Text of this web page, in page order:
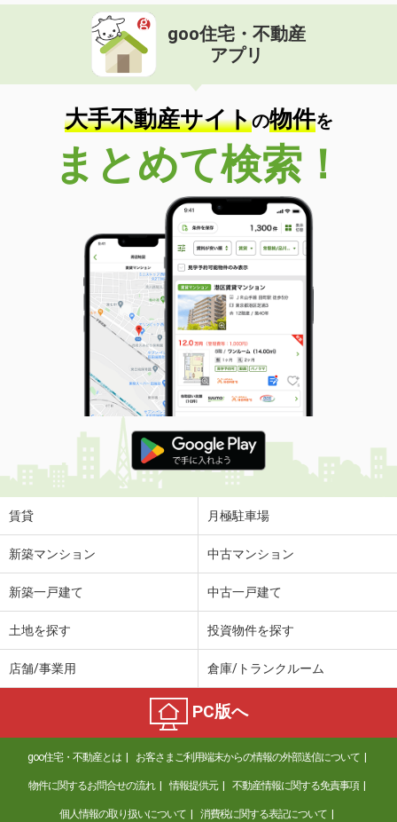
新潟県三条市西裏館３
価 格
住 所
新潟県三条市西裏館３
専有面積 32.77m²
間取り
1LDK
新潟県三条市東裏館２
価 格
4.50万円
新潟県三条市東裏館２
42.77m²
間取り
2DK
新潟県見附市今町３
価 格
4.60万円
住 所
新潟県見附市今町３
専有面積 42.77m²
間取り
2DK
新潟県上越市南城町１
価 格
7万円
住 所
新潟県上越市南城町１
専有面積
新潟県上越市下源入
5.50万円
新潟県長岡市沖田３
6.70万円
住 所
新潟県長岡市沖田３
専有面積 25.06m²
間取り
1K
新潟県長岡市古正寺２
goo住宅・不動産
アプリ
大手不動産サイトの物件を
まとめて検索！
賃貸 月極駐車場
新築マンション 中古マンション
新築一戸建て 中古一戸建て
土地を探す 投資物件を探す
店舗/事業用 倉庫/トランクルーム
PC版へ
goo住宅・不動産とは お客さまご利用端末からの情報の外部送信について
物件に関するお問合せの流れ 情報提供元 不動産情報に関する免責事項
個人情報の取り扱いについて 消費税に関する表記について